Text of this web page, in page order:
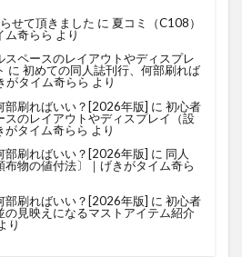
せて頂きました に 夏コミ（C108）
ム奇ららより
ペースのレイアウトやディスプレ
に 初めての同人誌刊行、何部刷れば
がタイム奇らら より
部刷ればいい？[2026年版] に 初心者
スのレイアウトやディスプレイ（設
がタイム奇らら より
部刷ればいい？[2026年版] に 同人
物の値付法〕｜げきがタイム奇ら
部刷ればいい？[2026年版] に 初心者
の見映えになるマストアイテム紹介
り